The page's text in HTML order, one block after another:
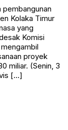
Kolaka Timur
yang
Komisi
proyek
miliar. (Senin, 3
[…]